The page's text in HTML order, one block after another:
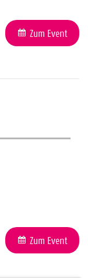
Zum Event
Zum Event